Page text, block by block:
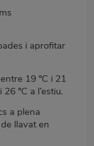
i aprofitar
19 ºC i 21
ºC a l’estiu.
a plena
llavat en